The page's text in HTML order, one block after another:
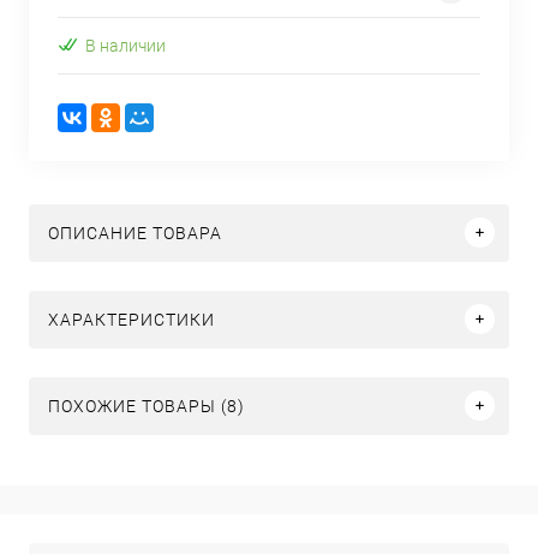
В наличии
ОПИСАНИЕ ТОВАРА
ХАРАКТЕРИСТИКИ
ПОХОЖИЕ ТОВАРЫ (8)